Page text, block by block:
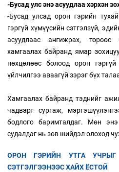
-Бусад улс энэ асуудлаа хэрхэн
-Бусад улсад орон гэрийн
гэргүй хүмүүсийн сэтгэлзүй,
асуудлаас ангижрах,
хамгаалах байранд ямар
нөхцөлөөс болоод орон
үйлчилгээ аваагүй зэрэг бүх
Хамгаалах байранд тэднийг
чадварт сургаж,
бодлого баримталдаг. Мөн
судалдаг нь зөв шийдэл олоход
ОРОН ГЭРИЙН УТГА
СЭТГЭЛГЭЭНЭЭС ХАЙХ ЁСТОЙ